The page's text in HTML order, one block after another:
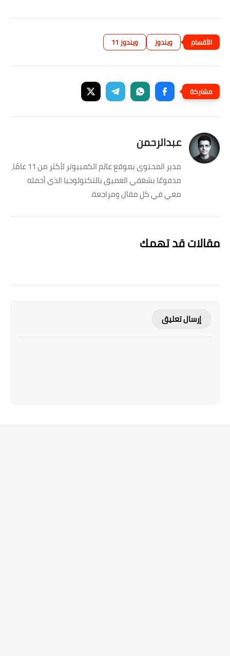
ويندوز ويندوز 11
عبدالرحمن
مدير المحتوى بموقع عالم الكمبيوتر لأكثر من 11 عامًا،
مدفوعًا بشغفي العميق بالتكنولوجيا الذي أحمله
معي في كل مقال ومراجعة.
مقالات قد تهمك
إرسال تعليق